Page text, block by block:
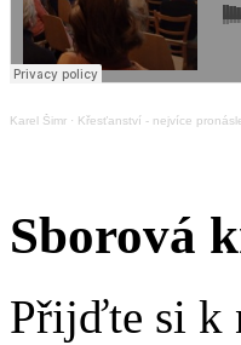
Karel Šimr · Křesťanství - nejvíce
Sborová
Přijďte si k